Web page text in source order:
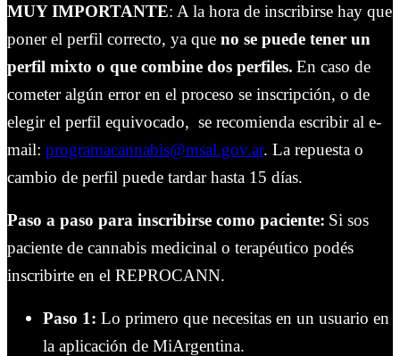
MUY IMPORTANTE: A la hora de inscribirse hay que
poner el perfil correcto, ya que no se puede tener un
perfil mixto o que combine dos perfiles. En caso de
cometer algún error en el proceso se inscripción, o de
elegir el perfil equivocado, se recomienda escribir al e-
mail: programacannabis@msal.gov.ar. La repuesta o
cambio de perfil puede tardar hasta 15 días.
Paso a paso para inscribirse como paciente: Si sos
paciente de cannabis medicinal o terapéutico podés
inscribirte en el REPROCANN.
Paso 1: Lo primero que necesitas en un usuario en
la aplicación de MiArgentina.